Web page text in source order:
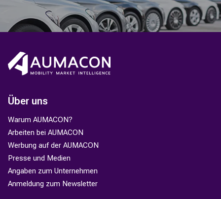
Über uns
Warum AUMACON?
Arbeiten bei AUMACON
Werbung auf der AUMACON
Presse und Medien
Angaben zum Unternehmen
Anmeldung zum Newsletter